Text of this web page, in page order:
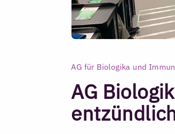
AG für Biologika und
AG